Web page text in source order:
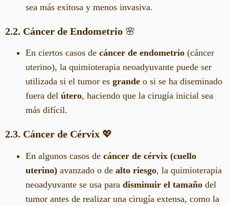
sea más exitosa y menos invasiva.
2.2. Cáncer de Endometrio 🌸
En ciertos casos de cáncer de endometrio (cáncer
uterino), la quimioterapia neoadyuvante puede ser
utilizada si el tumor es grande o si se ha diseminado
fuera del útero, haciendo que la cirugía inicial sea
más difícil.
2.3. Cáncer de Cérvix 💖
En algunos casos de cáncer de cérvix (cuello
uterino) avanzado o de alto riesgo, la quimioterapia
neoadyuvante se usa para disminuir el tamaño del
tumor antes de realizar una cirugía extensa, como la